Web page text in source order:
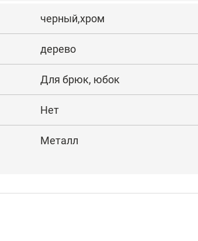
черный,хром
дерево
Для брюк, юбок
Нет
Металл